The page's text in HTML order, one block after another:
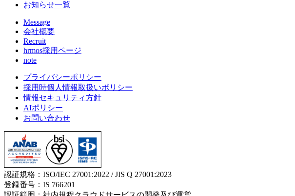
お知らせ一覧
Message
会社概要
Recruit
hrmos採用ページ
note
プライバシーポリシー
採用時個人情報取扱いポリシー
情報セキュリティ方針
AIポリシー
お問い合わせ
認証規格：ISO/IEC 27001:2022 / JIS Q 27001:2023
登録番号：IS 766201